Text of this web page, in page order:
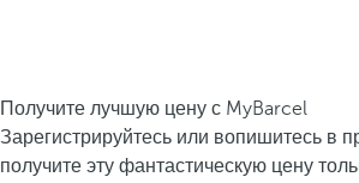
Получите лучшую цену с MyBarcel
Зарегистрируйтесь или вопишитесь в
получите эту фантастическую цену